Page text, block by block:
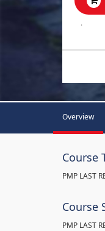
.
Overview
Course
PMP LAST
Course
PMP LAST